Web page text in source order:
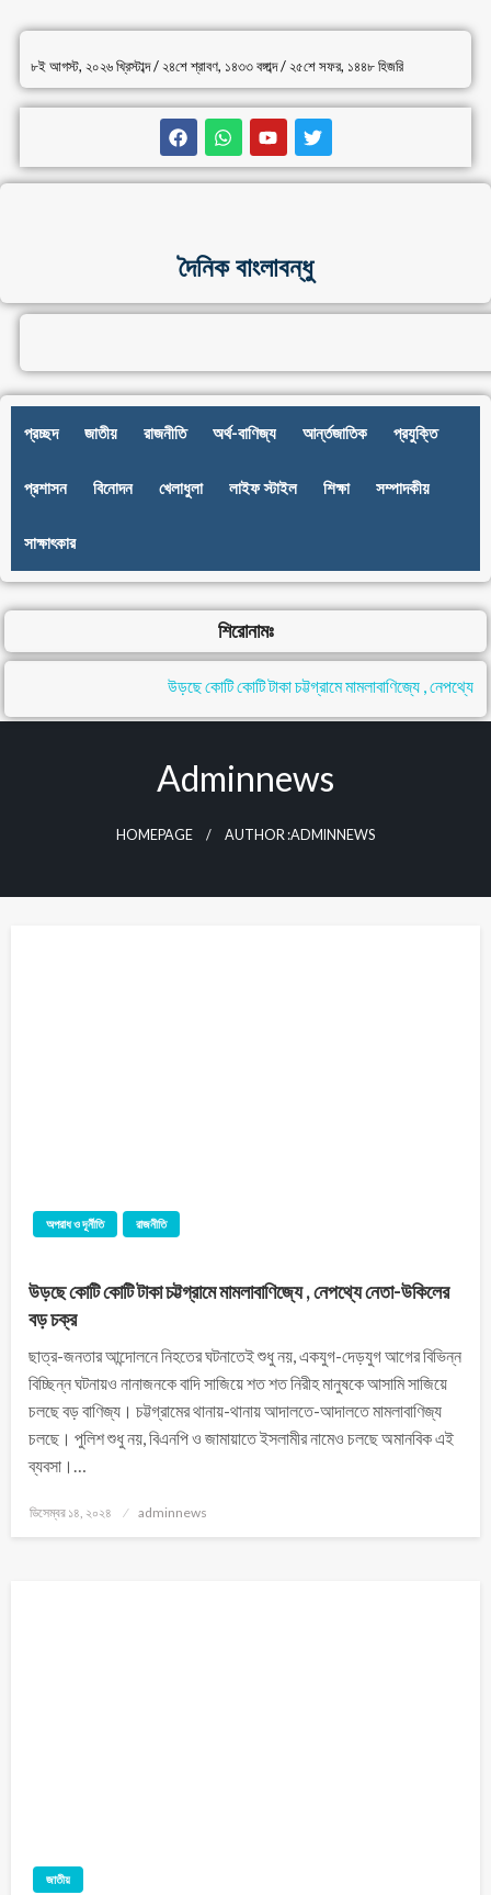
৮ই আগস্ট, ২০২৬ খ্রিস্টাব্দ / ২৪শে শ্রাবণ, ১৪৩৩ বঙ্গাব্দ / ২৫শে সফর, ১৪৪৮ হিজরি
দৈনিক বাংলাবন্ধু
প্রচ্ছদ জাতীয় রাজনীতি অর্থ-বাণিজ্য আর্ন্তজাতিক প্রযুক্তি
প্রশাসন বিনোদন খেলাধুলা লাইফ স্টাইল শিক্ষা সম্পাদকীয়
সাক্ষাৎকার
শিরোনামঃ
উড়ছে কোটি কোটি টাকা চট্টগ্রামে মামলাবাণিজ্যে , নেপথ্যে
Adminnews
HOMEPAGE AUTHOR :ADMINNEWS
অপরাধ ও দূর্নীতি রাজনীতি
উড়ছে কোটি কোটি টাকা চট্টগ্রামে মামলাবাণিজ্যে , নেপথ্যে নেতা-উকিলের
বড় চক্র
ছাত্র-জনতার আন্দোলনে নিহতের ঘটনাতেই শুধু নয়, একযুগ-দেড়যুগ আগের বিভিন্ন
বিচ্ছিন্ন ঘটনায়ও নানাজনকে বাদি সাজিয়ে শত শত নিরীহ মানুষকে আসামি সাজিয়ে
চলছে বড় বাণিজ্য। চট্টগ্রামের থানায়-থানায় আদালতে-আদালতে মামলাবাণিজ্য
চলছে। পুলিশ শুধু নয়, বিএনপি ও জামায়াতে ইসলামীর নামেও চলছে অমানবিক এই
ব্যবসা।…
ডিসেম্বর ১৪, ২০২৪ adminnews
জাতীয়